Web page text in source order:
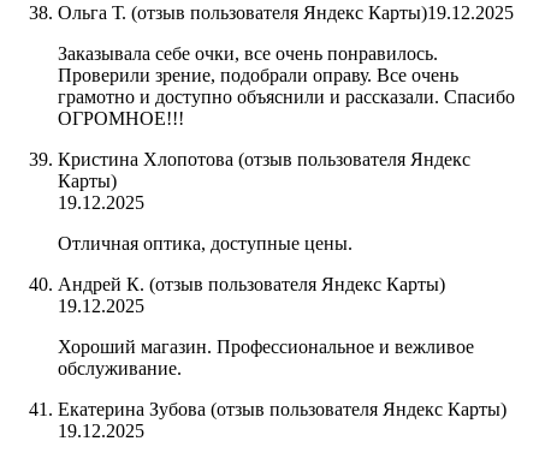
Ольга Т. (отзыв пользователя Яндекс Карты)19.12.2025
Заказывала себе очки, все очень понравилось.
Проверили зрение, подобрали оправу. Все очень
грамотно и доступно объяснили и рассказали. Спасибо
ОГРОМНОЕ!!!
Кристина Хлопотова (отзыв пользователя Яндекс
Карты)
19.12.2025
Отличная оптика, доступные цены.
Андрей К. (отзыв пользователя Яндекс Карты)
19.12.2025
Хороший магазин. Профессиональное и вежливое
обслуживание.
Екатерина Зубова (отзыв пользователя Яндекс Карты)
19.12.2025